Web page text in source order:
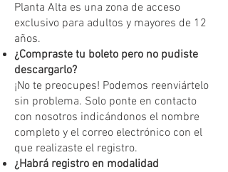
Planta Alta es una zona de acceso
exclusivo para adultos y mayores de 12
años.
¿Compraste tu boleto pero no pudiste
descargarlo?
¡No te preocupes! Podemos reenviártelo
sin problema. Solo ponte en contacto
con nosotros indicándonos el nombre
completo y el correo electrónico con el
que realizaste el registro.
¿Habrá registro en modalidad